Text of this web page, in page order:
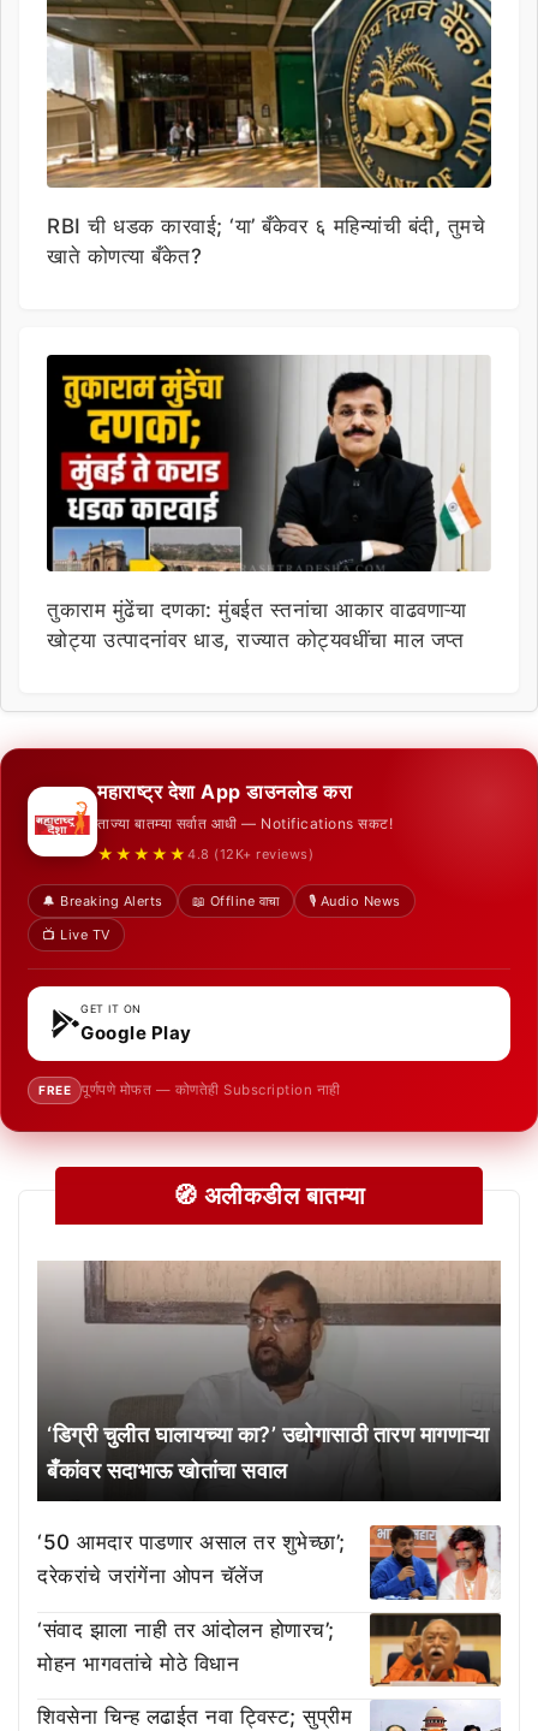
RBI ची धडक कारवाई; ‘या’ बँकेवर ६ महिन्यांची बंदी, तुमचे
खाते कोणत्या बँकेत?
तुकाराम मुंढेंचा दणका: मुंबईत स्तनांचा आकार वाढवणाऱ्या
खोट्या उत्पादनांवर धाड, राज्यात कोट्यवधींचा माल जप्त
महाराष्ट्र देशा App डाउनलोड करा
ताज्या बातम्या सर्वात आधी — Notifications सकट!
★★★★★ 4.8 (12K+ reviews)
🔔 Breaking Alerts 📖 Offline वाचा
🎙️ Audio News
📺 Live TV
GET IT ON
Google Play
FREE पूर्णपणे मोफत — कोणतेही Subscription नाही
🧭 अलीकडील बातम्या
‘डिग्री चुलीत घालायच्या का?’ उद्योगासाठी तारण मागणाऱ्या
बँकांवर सदाभाऊ खोतांचा सवाल
‘50 आमदार पाडणार असाल तर शुभेच्छा’;
दरेकरांचे जरांगेंना ओपन चॅलेंज
‘संवाद झाला नाही तर आंदोलन होणारच’;
मोहन भागवतांचे मोठे विधान
शिवसेना चिन्ह लढाईत नवा ट्विस्ट; सुप्रीम